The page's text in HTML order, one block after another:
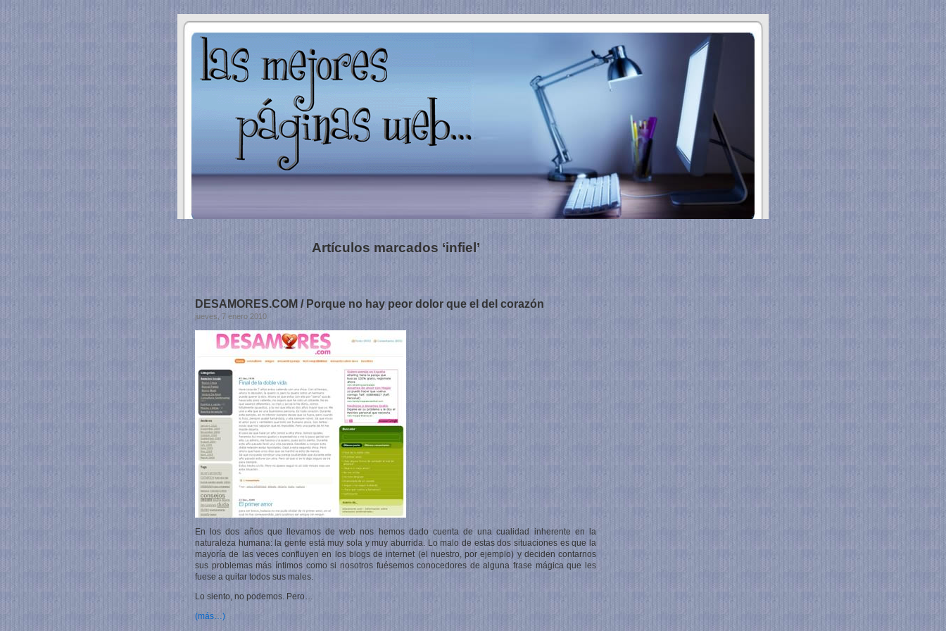
Artículos marcados ‘infiel’
DESAMORES.COM / Porque no hay peor dolor que el del corazón
jueves, 7 enero 2010
En los dos años que llevamos de web nos hemos dado cuenta de una cualidad inherente en la
naturaleza humana: la gente está muy sola y muy aburrida. Lo malo de estas dos situaciones es que la
mayoría de las veces confluyen en los blogs de internet (el nuestro, por ejemplo) y deciden contarnos
sus problemas más íntimos como si nosotros fuésemos conocedores de alguna frase mágica que les
fuese a quitar todos sus males.
Lo siento, no podemos. Pero…
(más…)